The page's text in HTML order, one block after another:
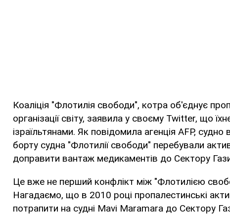
Коаліція "Флотилія свободи", котра об'єднує
організації світу, заявила у своєму Twitter, що
ізраїльтянами. Як повідомила агенція AFP,
борту судна "Флотилії свободи" перебували
доправити вантаж медикаментів до Сектору
Це вже не перший конфлікт між "Флотилією
Нагадаємо, що в 2010 році пропалестинські
потрапити на судні Mavi Maramara до Сектору